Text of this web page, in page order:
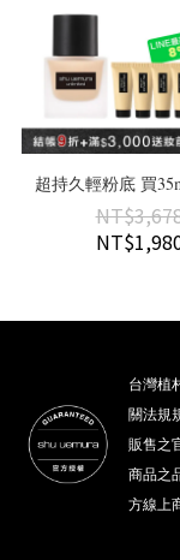
超持久輕粉底 買
台灣植
關法規
販售之
商品之
方線上